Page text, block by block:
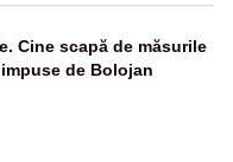
Cine scapă de măsurile
de Bolojan